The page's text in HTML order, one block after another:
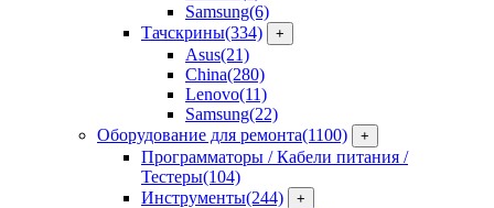
Samsung(6)
Тачскрины(334) +
Asus(21)
China(280)
Lenovo(11)
Samsung(22)
Оборудование для ремонта(1100) +
Программаторы / Кабели питания /
Тестеры(104)
Инструменты(244) +